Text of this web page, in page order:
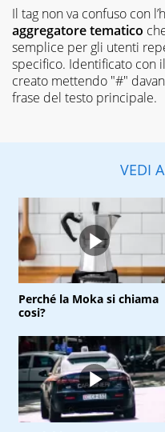
Il tag non va confuso con
aggregatore tematico
semplice per gli utenti
specifico. Identificato con
creato mettendo "#"
frase del testo principale.
VEDI
Perché la Moka si chiama
cosi?